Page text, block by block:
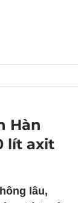
Hàn
lít axit
lâu,